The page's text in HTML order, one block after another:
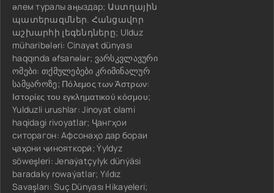
әлем туралы аңыздар; Աստղային
պատերազմներ. Հանցավոր
աշխարհի լեգենդները; Ulduz
müharibələri: Cinayət dünyası
haqqında əfsanələr; ვარსკვლავური
ომები: თქმულებები კრიმინალურ
სამყაროზე; Πόλεμος των Άστρων:
Ιστορίες του εγκληματικού κόσμου;
Yulduzli urushlar: Jinoyat olami
haqidagi rivoyatlar; Ҷангҳои
ситорагон: Афсонаҳо дар бораи
ҷаҳони ҷинояткорӣ; Ýyldyz
söweşleri: Jenaýatçylyk dünýäsi
baradaky rowaýatlar; Yıldız
Savaşları: Suç Dünyası Hikayeleri;